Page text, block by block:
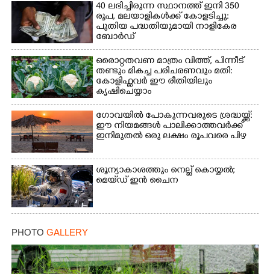
40 ലഭിച്ചിരുന്ന സ്ഥാനത്ത് ഇനി 350
രൂപ, മലയാളികൾക്ക് കോളടിച്ചു:
പുതിയ പദ്ധതിയുമായി നാളികേര
ബോർഡ്
ഒരൊറ്റതവണ മാത്രം വിത്ത്, പിന്നീട്
തണ്ടും മികച്ച പരിചരണവും മതി:
കോളിഫ്ലവർ ഈ രീതിയിലും
കൃഷിചെയ്യാം
ഗോവയിൽ പോകുന്നവരുടെ ശ്രദ്ധയ്ക്ക്:
ഈ നിയമങ്ങൾ പാലിക്കാത്തവർക്ക്
ഇനിമുതൽ ഒരു ലക്ഷം രൂപവരെ പിഴ
ശൂന്യാകാശത്തും നെല്ല് കൊയ്യൽ;
മെയ്‌ഡ് ഇൻ ചൈന
PHOTO GALLERY